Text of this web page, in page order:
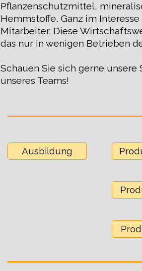
Pflanzenschutzmittel,
Hemmstoffe. Ganz im
Mitarbeiter. Diese
das nur in wenigen Betrieben
Schauen Sie sich gerne
unseres Teams!
Ausbildung